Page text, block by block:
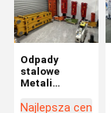
Odpady
stalowe
Metali
Ekskawator
Najlepsza cena